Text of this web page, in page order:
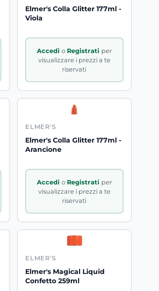
Elmer's Colla Glitter 177ml -
Viola
Accedi o Registrati per
visualizzare i prezzi a te
riservati
ELMER'S
Elmer's Colla Glitter 177ml -
Arancione
Accedi o Registrati per
visualizzare i prezzi a te
riservati
ELMER'S
Elmer's Magical Liquid
Confetto 259ml